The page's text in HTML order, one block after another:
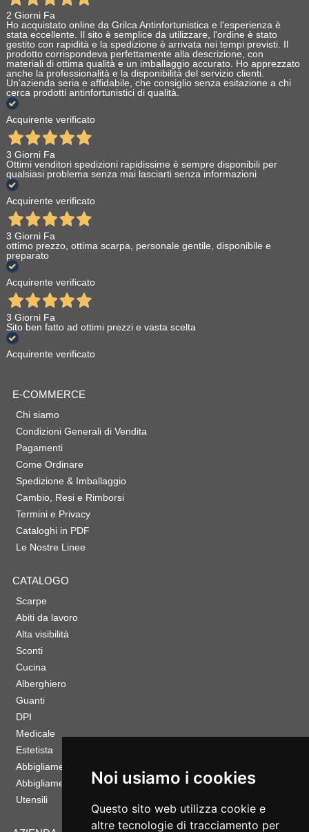
Noi usiamo i cookies
Questo sito web utilizza cookie e
altre tecnologie di tracciamento per
2 Giorni Fa
Ho acquistato online da Grilca Antinfortunistica e l'esperienza è
stata eccellente. Il sito è semplice da utilizzare, l'ordine è stato
gestito con rapidità e la spedizione è arrivata nei tempi previsti. Il
prodotto corrispondeva perfettamente alla descrizione, con
materiali di ottima qualità e un imballaggio accurato. Ho apprezzato
anche la professionalità e la disponibilità del servizio clienti.
Un'azienda seria e affidabile, che consiglio senza esitazione a chi
cerca prodotti antinfortunistici di qualità.
Acquirente verificato
3 Giorni Fa
Ottimi venditori spedizioni rapidissime è sempre disponibili per
qualsiasi problema senza mai lasciarti senza informazioni
Acquirente verificato
3 Giorni Fa
ottimo prezzo, ottima scarpa, personale gentile, disponibile e
preparato
Acquirente verificato
3 Giorni Fa
Sito ben fatto ad ottimi prezzi e vasta scelta
Acquirente verificato
E-COMMERCE
Chi siamo
Condizioni Generali di Vendita
Pagamenti
Come Ordinare
Spedizione & Imballaggio
Cambio, Resi e Rimborsi
Termini e Privacy
Cataloghi in PDF
Le Nostre Linee
CATALOGO
Scarpe
Abiti da lavoro
Alta visibilità
Sconti
Cucina
Alberghiero
Guanti
DPI
Medicale
Estetista
Abbigliamento Sportivo
Abbigliamento Bambino
Utensili